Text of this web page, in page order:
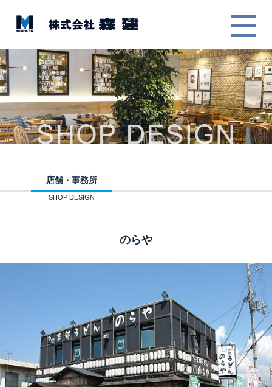
店舗・事務所
SHOP DESIGN
のらや